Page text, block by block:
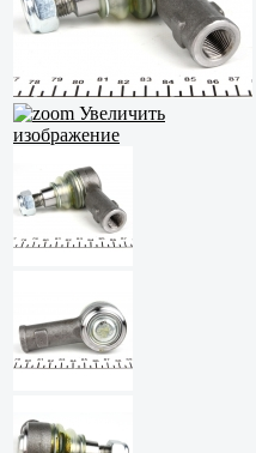
Увеличить
изображение